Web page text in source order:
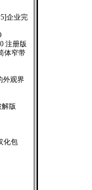
企业完
注册版
体窄带
外观界
解版
化包